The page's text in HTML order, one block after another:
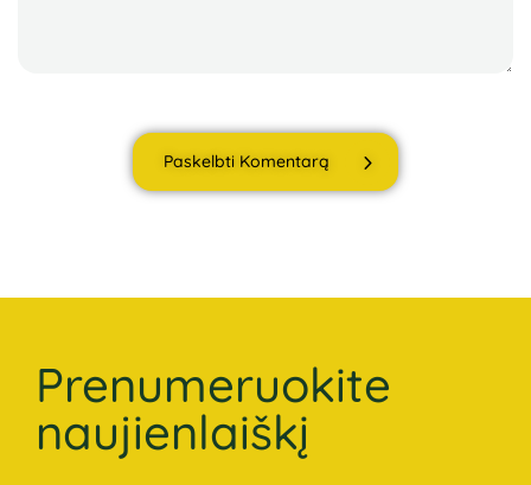
Paskelbti Komentarą
Prenumeruokite
naujienlaiškį